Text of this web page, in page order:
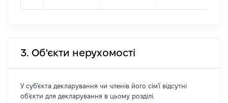
3. Об'єкти нерухомості
У суб'єкта декларування чи членів його сім'ї відсутні
об'єкти для декларування в цьому розділі.